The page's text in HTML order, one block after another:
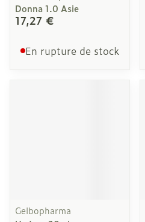
Donna 1.0 Asie
17,27 €
En rupture de stock
Gelbopharma